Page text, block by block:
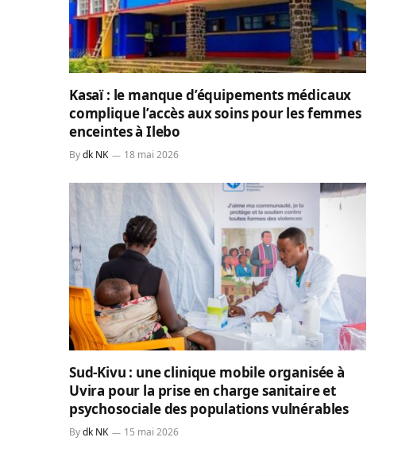
Kasaï : le manque d’équipements médicaux
complique l’accès aux soins pour les femmes
enceintes à Ilebo
Bydk NK 18 mai 2026
Sud-Kivu : une clinique mobile organisée à
Uvira pour la prise en charge sanitaire et
psychosociale des populations vulnérables
Bydk NK 15 mai 2026